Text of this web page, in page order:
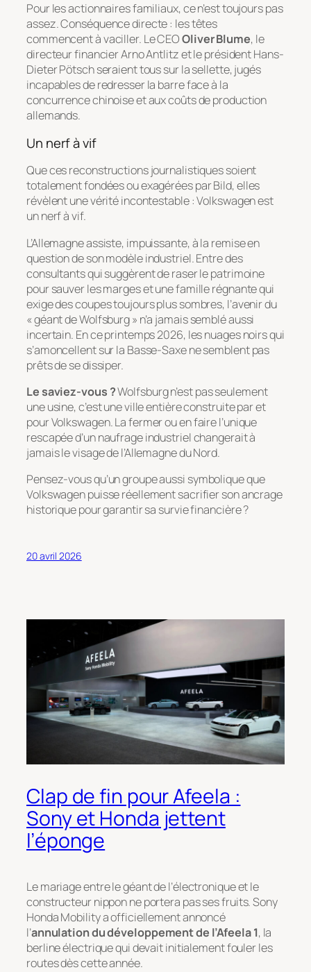
Pour les actionnaires familiaux, ce n’est toujours pas
assez. Conséquence directe : les têtes
commencent à vaciller. Le CEOOliver Blume, le
directeur financier Arno Antlitz et le président Hans-
Dieter Pötsch seraient tous sur la sellette, jugés
incapables de redresser la barre face à la
concurrence chinoise et aux coûts de production
allemands.
Un nerf à vif
Que ces reconstructions journalistiques soient
totalement fondées ou exagérées parBild, elles
révèlent une vérité incontestable : Volkswagen est
un nerf à vif.
L’Allemagne assiste, impuissante, à la remise en
question de son modèle industriel. Entre des
consultants qui suggèrent de raser le patrimoine
pour sauver les marges et une famille régnante qui
exige des coupes toujours plus sombres, l’avenir du
« géant de Wolfsburg » n’a jamais semblé aussi
incertain. En ce printemps 2026, les nuages noirs qui
s’amoncellent sur la Basse-Saxe ne semblent pas
prêts de se dissiper.
Le saviez-vous ?Wolfsburg n’est pas seulement
une usine, c’est une ville entière construite par et
pour Volkswagen. La fermer ou en faire l’unique
rescapée d’un naufrage industriel changerait à
jamais le visage de l’Allemagne du Nord.
Pensez-vous qu’un groupe aussi symbolique que
Volkswagen puisse réellement sacrifier son ancrage
historique pour garantir sa survie financière ?
20 avril 2026
Clap de fin pour Afeela :
Sony et Honda jettent
l’éponge
Le mariage entre le géant de l’électronique et le
constructeur nippon ne portera pas ses fruits. Sony
Honda Mobility a officiellement annoncé
l’annulation du développement de l’Afeela 1, la
berline électrique qui devait initialement fouler les
routes dès cette année.